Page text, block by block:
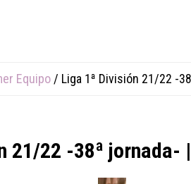
Equipo / Liga 1ª División 21/22 -
21/22 -38ª jornada-